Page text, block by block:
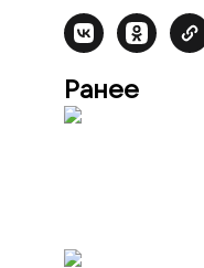
Ранее